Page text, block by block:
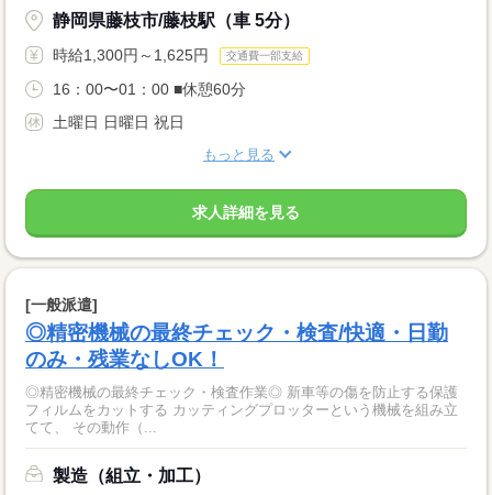
静岡県藤枝市/藤枝駅（車 5分）
時給1,300円～1,625円 交通費一部支給
16：00〜01：00 ■休憩60分
土曜日 日曜日 祝日
もっと見る
求人詳細を見る
[一般派遣]
◎精密機械の最終チェック・検査/快適・日勤
のみ・残業なしOK！
◎精密機械の最終チェック・検査作業◎ 新車等の傷を防止する保護
フィルムをカットする カッティングプロッターという機械を組み立
てて、 その動作（...
製造（組立・加工）